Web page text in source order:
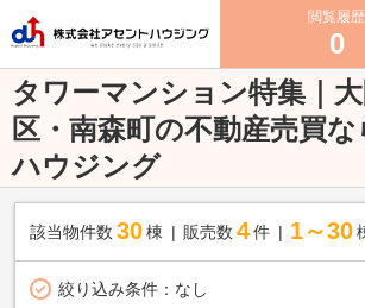
閲覧履歴
0
タワーマンション特集｜
区・南森町の不動産売買
ハウジング
該当物件数 30棟 販売数 4 件 1～30
絞り込み条件： なし